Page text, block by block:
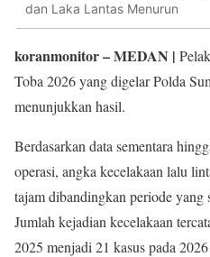
dan Laka Lantas Menurun
koranmonitor– MEDAN |
Toba 2026 yang digelar Polda
menunjukkan hasil.
Berdasarkan data sementara
operasi, angka kecelakaan lalu
tajam dibandingkan periode yang
Jumlah kejadian kecelakaan
2025 menjadi 21 kasus pada